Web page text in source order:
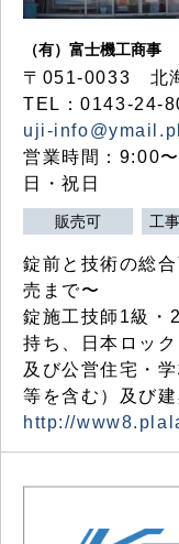
（有）富士機工商事
〒051-0033 北
TEL：0143-24-
uji-
営業時間：9:00
日・祝日
販売可 工
錠前と技術の総
売まで〜
錠施工技師1級・
持ち、日本ロッ
及び公営住宅・
等を含む）及び
http://